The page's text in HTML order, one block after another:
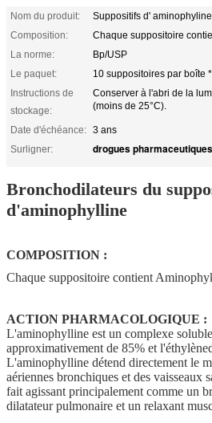
Nom du produit:
Suppositifs d'
Composition:
Chaque suppositoire
La norme:
Bp/USP
Le paquet:
10 suppositoires par boîte
Instructions de
stockage:
Conserver à l'abri de la
(moins de 25°C).
Date d'échéance: 3 ans
Surligner:
drogues pharmaceutiques
Bronchodilateurs du
d'aminophylline
COMPOSITION :
Chaque suppositoire contient
ACTION PHARMACOLOGIQUE :
L'aminophylline est un complexe
approximativement de 85% et
L'aminophylline détend directement le
aériennes bronchiques et des vaisseaux
fait agissant principalement comme un
dilatateur pulmonaire et un relaxant